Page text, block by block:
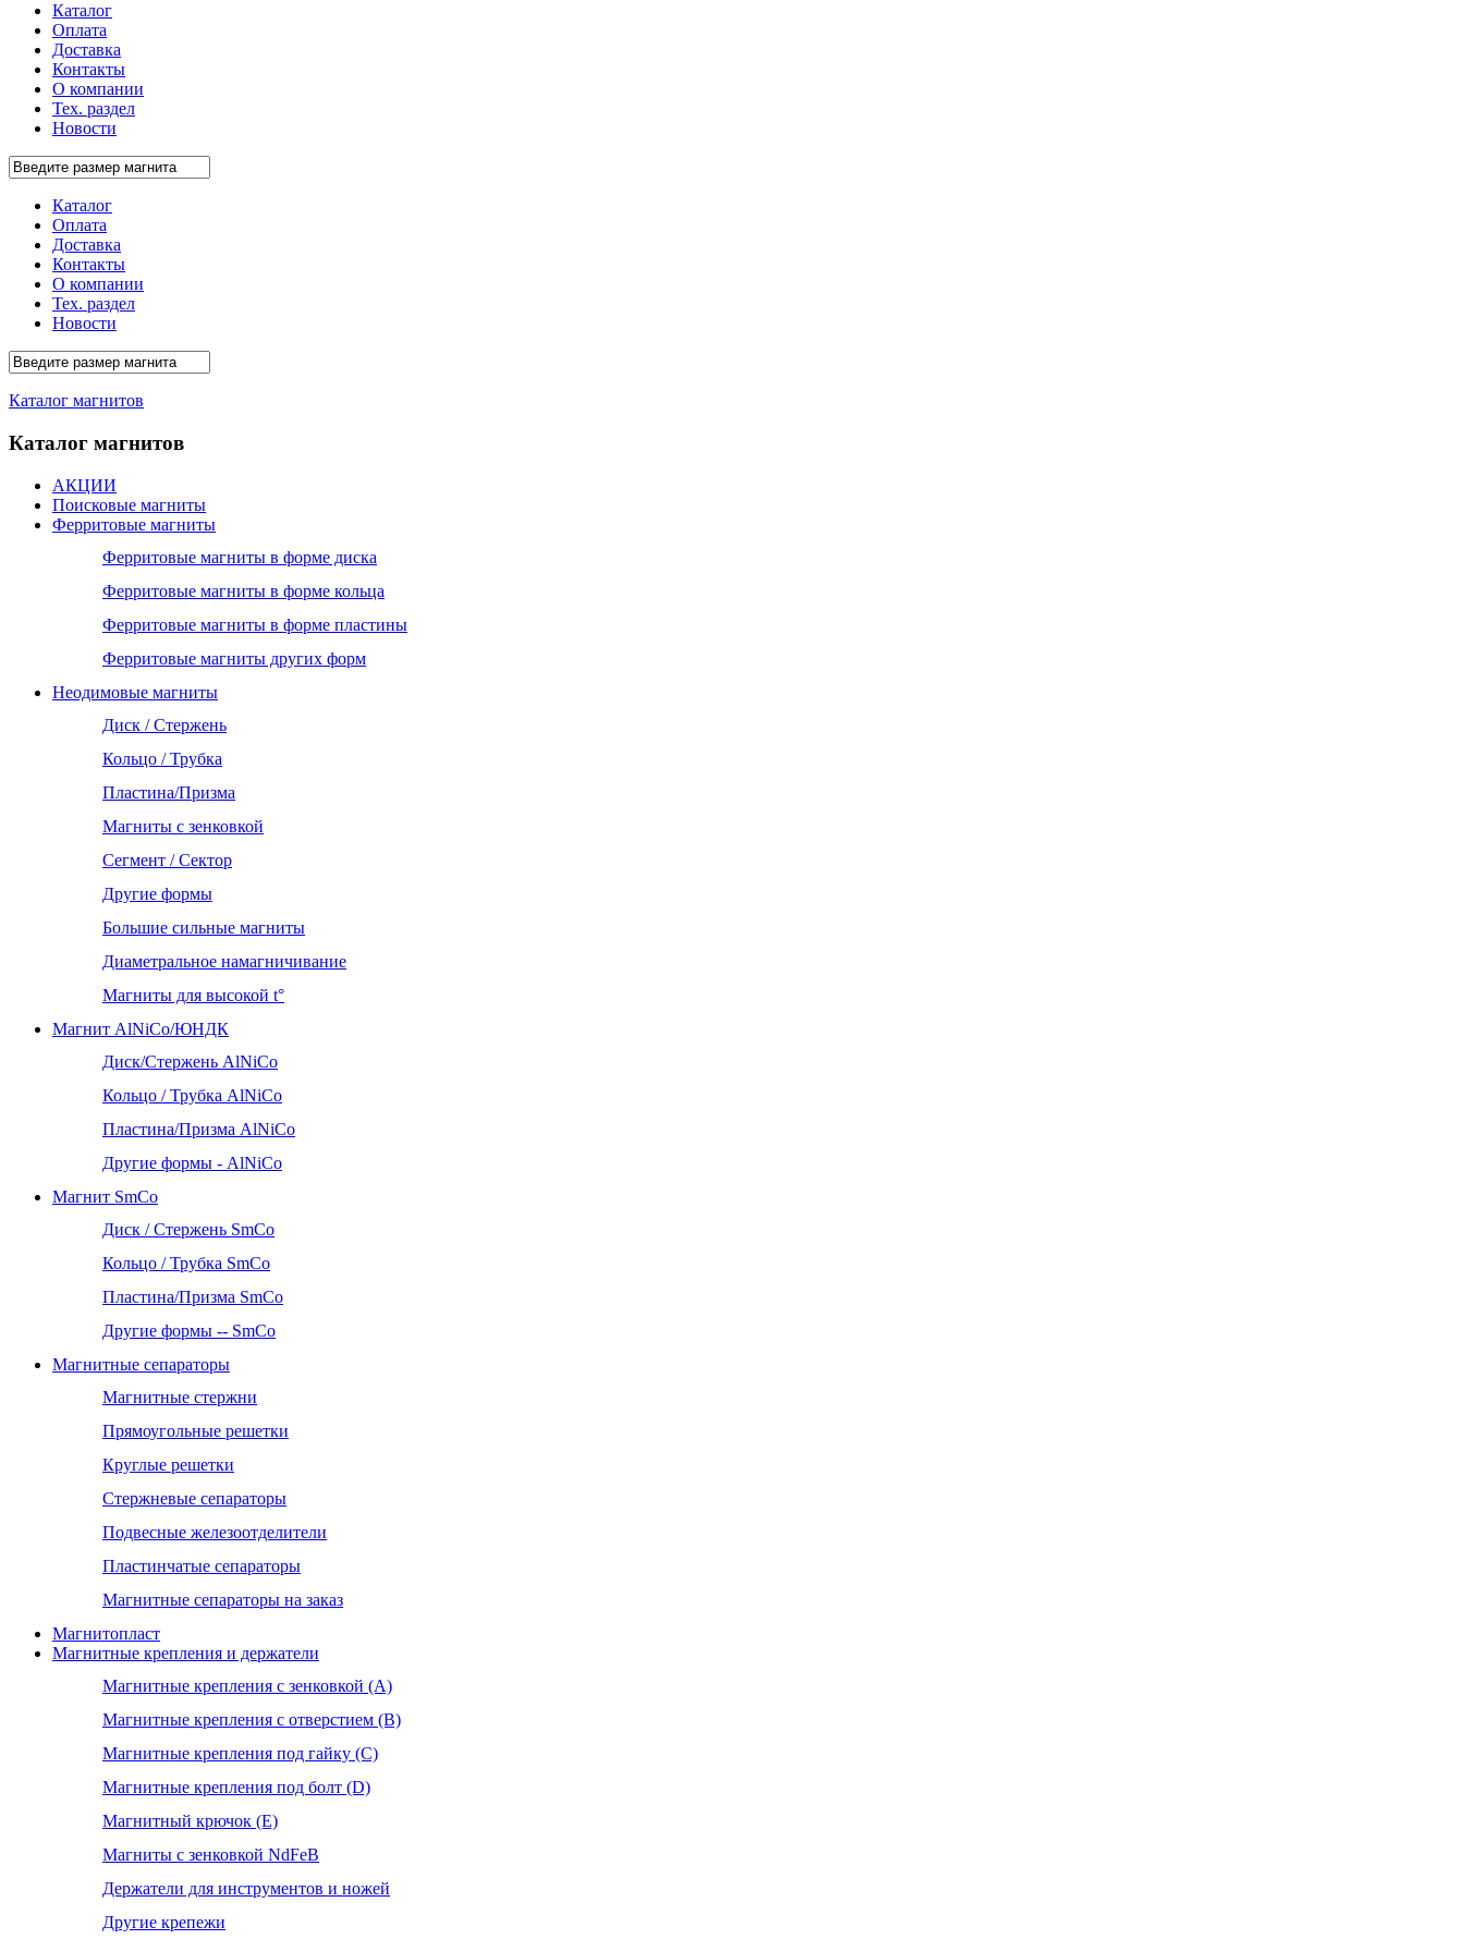
Каталог
Оплата
Доставка
Контакты
О компании
Тех. раздел
Новости
Каталог
Оплата
Доставка
Контакты
О компании
Тех. раздел
Новости
Каталог магнитов
Каталог магнитов
АКЦИИ
Поисковые магниты
Ферритовые магниты
Ферритовые магниты в форме диска
Ферритовые магниты в форме кольца
Ферритовые магниты в форме пластины
Ферритовые магниты других форм
Неодимовые магниты
Диск / Стержень
Кольцо / Трубка
Пластина/Призма
Магниты с зенковкой
Сегмент / Сектор
Другие формы
Большие сильные магниты
Диаметральное намагничивание
Магниты для высокой t°
Магнит AlNiCo/ЮНДК
Диск/Стержень AlNiCo
Кольцо / Трубка AlNiCo
Пластина/Призма AlNiCo
Другие формы - AlNiCo
Магнит SmCo
Диск / Стержень SmCo
Кольцо / Трубка SmCo
Пластина/Призма SmCo
Другие формы -- SmCo
Магнитные сепараторы
Магнитные стержни
Прямоугольные решетки
Круглые решетки
Стержневые сепараторы
Подвесные железоотделители
Пластинчатые сепараторы
Магнитные сепараторы на заказ
Магнитопласт
Магнитные крепления и держатели
Магнитные крепления с зенковкой (А)
Магнитные крепления с отверстием (В)
Магнитные крепления под гайку (С)
Магнитные крепления под болт (D)
Магнитный крючок (Е)
Магниты с зенковкой NdFeB
Держатели для инструментов и ножей
Другие крепежи